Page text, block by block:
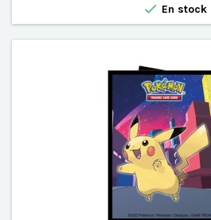
 En stock